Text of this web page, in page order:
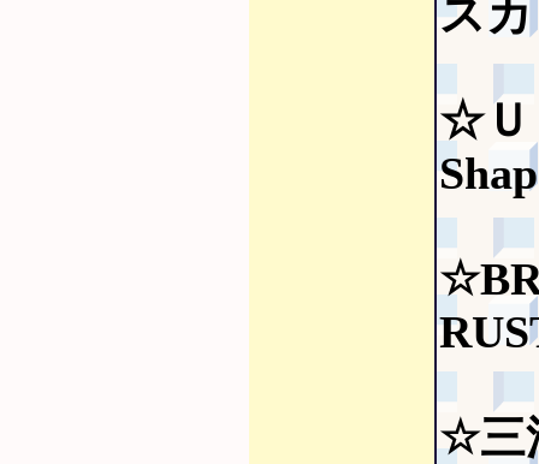
ス
☆Ｕ
☆三